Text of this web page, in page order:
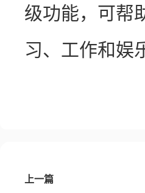
级功能，可帮
习、工作和娱
上一篇